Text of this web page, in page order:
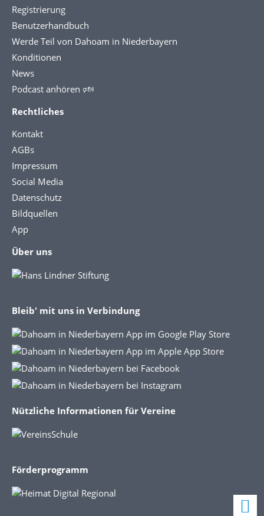
Registrierung
Benutzerhandbuch
Werde Teil von Dahoam in Niederbayern
Konditionen
News
Podcast anhören 🕬
Rechtliches
Kontakt
AGBs
Impressum
Social Media
Datenschutz
Bildquellen
App
Über uns
Bleib' mit uns in Verbindung
Nützliche Informationen für Vereine
Förderprogramm